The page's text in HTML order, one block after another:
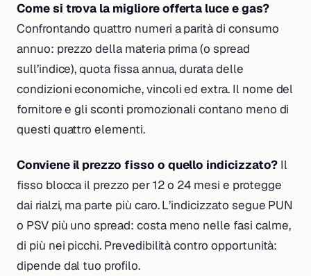
Come si trova la migliore offerta luce e gas?
Confrontando quattro numeri a parità di consumo
annuo: prezzo della materia prima (o spread
sull’indice), quota fissa annua, durata delle
condizioni economiche, vincoli ed extra. Il nome del
fornitore e gli sconti promozionali contano meno di
questi quattro elementi.
Conviene il prezzo fisso o quello indicizzato?Il
fisso blocca il prezzo per 12 o 24 mesi e protegge
dai rialzi, ma parte più caro. L’indicizzato segue PUN
o PSV più uno spread: costa meno nelle fasi calme,
di più nei picchi. Prevedibilità contro opportunità:
dipende dal tuo profilo.